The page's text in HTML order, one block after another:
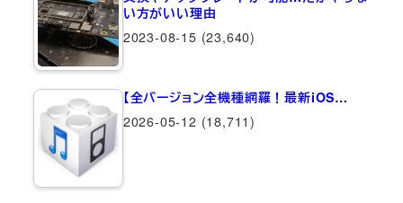
い方がいい理由
2023-08-15 (23,640)
【全バージョン全機種網羅！最新iOS…
2026-05-12 (18,711)